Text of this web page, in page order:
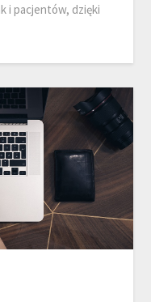
i pacjentów, dzięki